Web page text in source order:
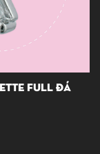
Full Đá